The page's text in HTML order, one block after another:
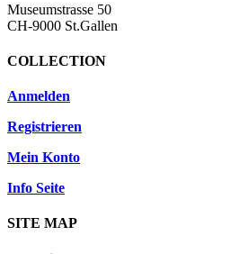
Museumstrasse 50
CH-9000 St.Gallen
COLLECTION
Anmelden
Registrieren
Mein Konto
Info Seite
SITE MAP